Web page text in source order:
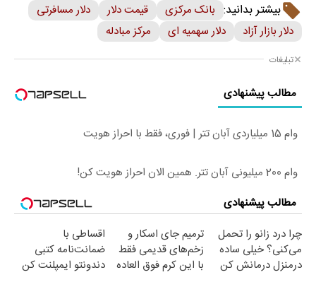
بیشتر بدانید: بانک مرکزی قیمت دلار
دلار مسافرتی
دلار بازار آزاد
دلار سهمیه ای مرکز مبادله
تبلیغات
مطالب پیشنهادی
وام 15 میلیاردی آبان تتر | فوری، فقط با احراز هویت
وام 200 میلیونی آبان تتر. همین الان احراز هویت کن!
مطالب پیشنهادی
چرا درد زانو را تحمل
می‌کنی؟ خیلی ساده
درمنزل درمانش کن
ترمیم جای اسکار و
زخم‌های قدیمی فقط
با این کرم فوق العاده
اقساطی با
ضمانت‌نامه کتبی
دندونتو ایمپلنت کن